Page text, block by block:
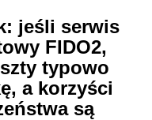
jeśli serwis
FIDO2,
typowo
a korzyści
są